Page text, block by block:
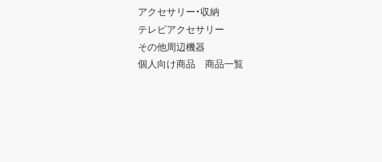
アクセサリー・収納
テレビアクセサリー
その他周辺機器
個人向け商品 商品一覧